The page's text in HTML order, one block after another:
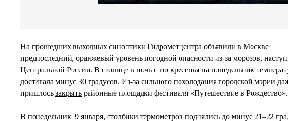
На прошедших выходных синоптики Гидрометцентра объявили в Москве
предпоследний, оранжевый уровень погодной опасности из-за морозов,
Центральной России. В столице в ночь с воскресенья на понедельник
достигала минус 30 градусов. Из-за сильного похолодания городской мэрии
пришлось закрыть районные площадки фестиваля «Путешествие в Рождество».
В понедельник, 9 января, столбики термометров поднялись до минус 21–22